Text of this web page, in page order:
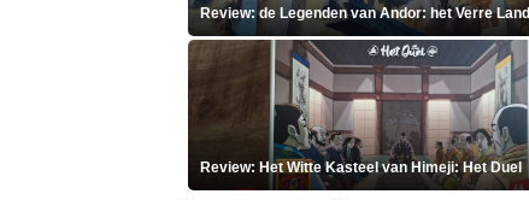
Review: de Legenden van Andor: het Verre Land
Review: Het Witte Kasteel van Himeji: Het Duel